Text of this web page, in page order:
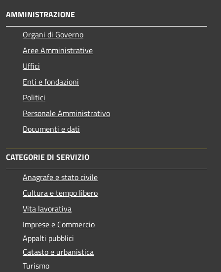
AMMINISTRAZIONE
Organi di Governo
Aree Amministrative
Uffici
Enti e fondazioni
Politici
Personale Amministrativo
Documenti e dati
CATEGORIE DI SERVIZIO
Anagrafe e stato civile
Cultura e tempo libero
Vita lavorativa
Imprese e Commercio
Appalti pubblici
Catasto e urbanistica
Turismo